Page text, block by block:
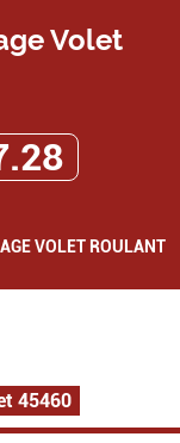
Volet
VOLET ROULANT
45460